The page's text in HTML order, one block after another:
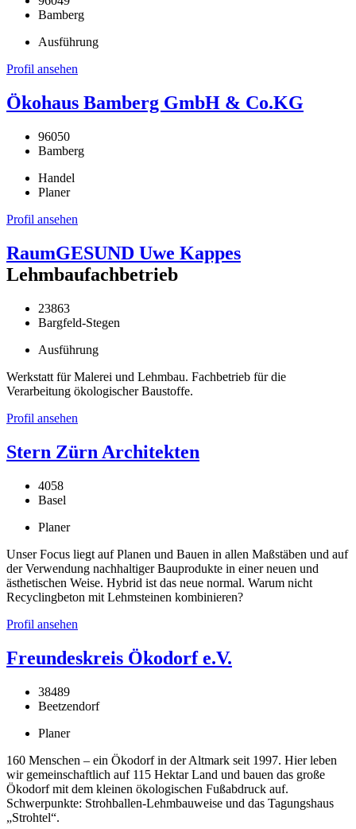
Bamberg
Ausführung
Profil ansehen
Ökohaus Bamberg GmbH & Co.KG
96050
Bamberg
Handel
Planer
Profil ansehen
RaumGESUND Uwe Kappes
Lehmbaufachbetrieb
23863
Bargfeld-Stegen
Ausführung
Werkstatt für Malerei und Lehmbau. Fachbetrieb für die
Verarbeitung ökologischer Baustoffe.
Profil ansehen
Stern Zürn Architekten
4058
Basel
Planer
Unser Focus liegt auf Planen und Bauen in allen Maßstäben und auf
der Verwendung nachhaltiger Bauprodukte in einer neuen und
ästhetischen Weise. Hybrid ist das neue normal. Warum nicht
Recyclingbeton mit Lehmsteinen kombinieren?
Profil ansehen
Freundeskreis Ökodorf e.V.
38489
Beetzendorf
Planer
160 Menschen – ein Ökodorf in der Altmark seit 1997. Hier leben
wir gemeinschaftlich auf 115 Hektar Land und bauen das große
Ökodorf mit dem kleinen ökologischen Fußabdruck auf.
Schwerpunkte: Strohballen-Lehmbauweise und das Tagungshaus
„Strohtel“.